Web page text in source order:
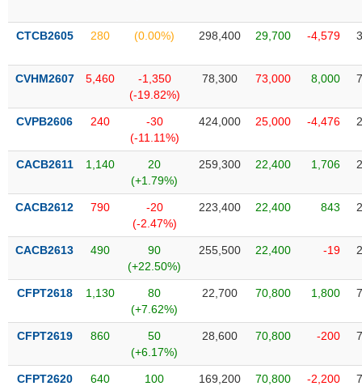
CTCB2605 280 (0.00%) 298,400 29,700 -4,579
CVHM2607 5,460
-1,350
(-19.82%)
78,300 73,000 8,000
CVPB2606 240
-30
(-11.11%)
424,000 25,000 -4,476
CACB2611 1,140
20
(+1.79%)
259,300 22,400 1,706
CACB2612 790
-20
(-2.47%)
223,400 22,400 843
CACB2613 490
90
(+22.50%)
255,500 22,400 -19
CFPT2618 1,130
80
(+7.62%)
22,700 70,800 1,800
CFPT2619 860
50
(+6.17%)
28,600 70,800 -200
CFPT2620 640
100
169,200 70,800 -2,200
TIỆN
ÍCH
BẤT
SẢN
Mã
chứng
(-)
Cổ phiếu Chỉ số
đạo
(-)
Tất cả Người nội bộ Người liên quan Cổ đông lớn